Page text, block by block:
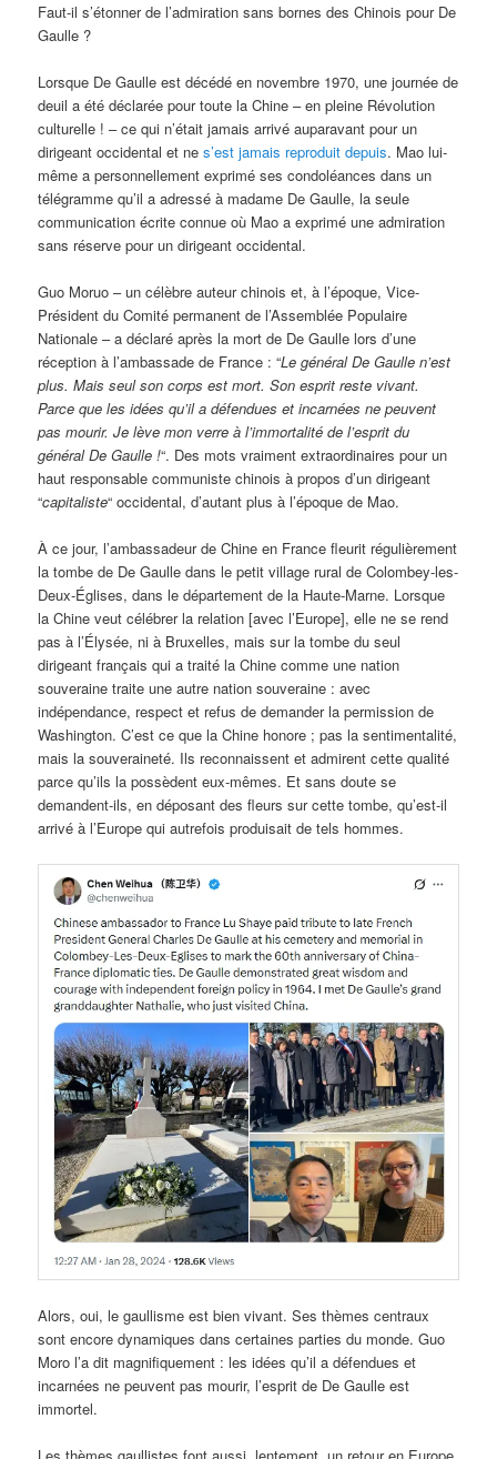
Faut-il s’étonner de l’admiration sans bornes des Chinois pour De
Gaulle ?
Lorsque De Gaulle est décédé en novembre 1970, une journée de
deuil a été déclarée pour toute la Chine – en pleine Révolution
culturelle ! – ce qui n’était jamais arrivé auparavant pour un
dirigeant occidental et nes’est jamais reproduit depuis. Mao lui-
même a personnellement exprimé ses condoléances dans un
télégramme qu’il a adressé à madame De Gaulle, la seule
communication écrite connue où Mao a exprimé une admiration
sans réserve pour un dirigeant occidental.
Guo Moruo – un célèbre auteur chinois et, à l’époque, Vice-
Président du Comité permanent de l’Assemblée Populaire
Nationale – a déclaré après la mort de De Gaulle lors d’une
réception à l’ambassade de France : “Le général De Gaulle n’est
plus. Mais seul son corps est mort. Son esprit reste vivant.
Parce que les idées qu’il a défendues et incarnées ne peuvent
pas mourir. Je lève mon verre à l’immortalité de l’esprit du
général De Gaulle !“. Des mots vraiment extraordinaires pour un
haut responsable communiste chinois à propos d’un dirigeant
“capitaliste“ occidental, d’autant plus à l’époque de Mao.
À ce jour, l’ambassadeur de Chine en France fleurit régulièrement
la tombe de De Gaulle dans le petit village rural de Colombey-les-
Deux-Églises, dans le département de la Haute-Marne. Lorsque
la Chine veut célébrer la relation [avec l’Europe], elle ne se rend
pas à l’Élysée, ni à Bruxelles, mais sur la tombe du seul
dirigeant français qui a traité la Chine comme une nation
souveraine traite une autre nation souveraine : avec
indépendance, respect et refus de demander la permission de
Washington. C’est ce que la Chine honore ; pas la sentimentalité,
mais la souveraineté. Ils reconnaissent et admirent cette qualité
parce qu’ils la possèdent eux-mêmes. Et sans doute se
demandent-ils, en déposant des fleurs sur cette tombe, qu’est-il
arrivé à l’Europe qui autrefois produisait de tels hommes.
Alors, oui, le gaullisme est bien vivant. Ses thèmes centraux
sont encore dynamiques dans certaines parties du monde. Guo
Moro l’a dit magnifiquement : les idées qu’il a défendues et
incarnées ne peuvent pas mourir, l’esprit de De Gaulle est
immortel.